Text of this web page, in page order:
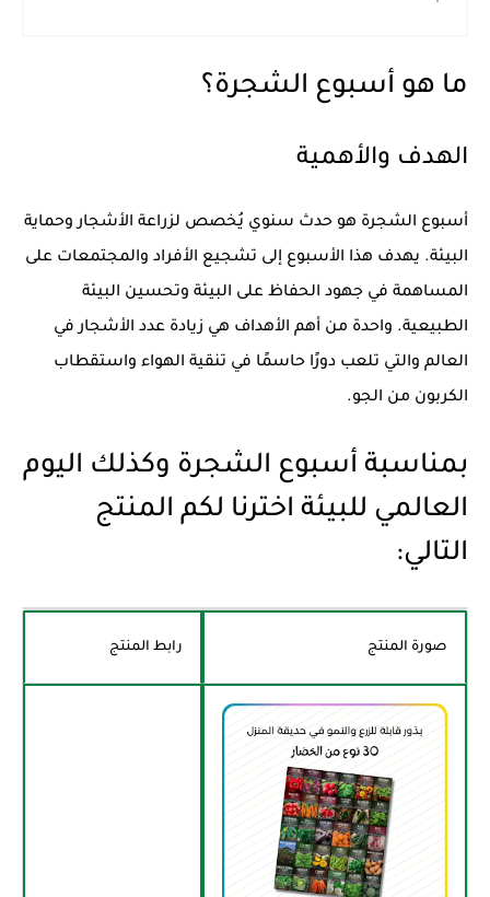
ما هو أسبوع الشجرة؟
الهدف والأهمية
أسبوع الشجرة هو حدث سنوي يُخصص لزراعة الأشجار وحماية
البيئة. يهدف هذا الأسبوع إلى تشجيع الأفراد والمجتمعات على
المساهمة في جهود الحفاظ على البيئة وتحسين البيئة
الطبيعية. واحدة من أهم الأهداف هي زيادة عدد الأشجار في
العالم والتي تلعب دورًا حاسمًا في تنقية الهواء واستقطاب
الكربون من الجو.
بمناسبة أسبوع الشجرة وكذلك اليوم
العالمي للبيئة اخترنا لكم المنتج
التالي:
صورة المنتج رابط المنتج